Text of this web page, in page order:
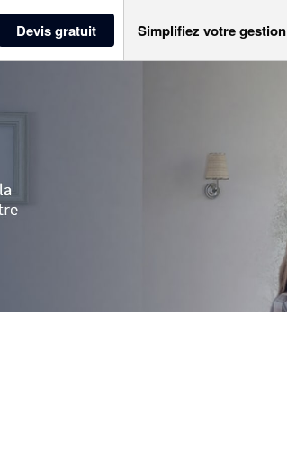
Devis gratuit Simplifiez votre gestion